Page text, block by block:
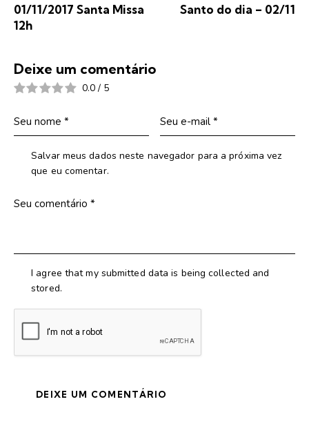
01/11/2017 Santa Missa
12h
Santo do dia – 02/11
Deixe um comentário
0.0 / 5
Salvar meus dados neste navegador para a próxima vez
que eu comentar.
I agree that my submitted data is being collected and
stored.